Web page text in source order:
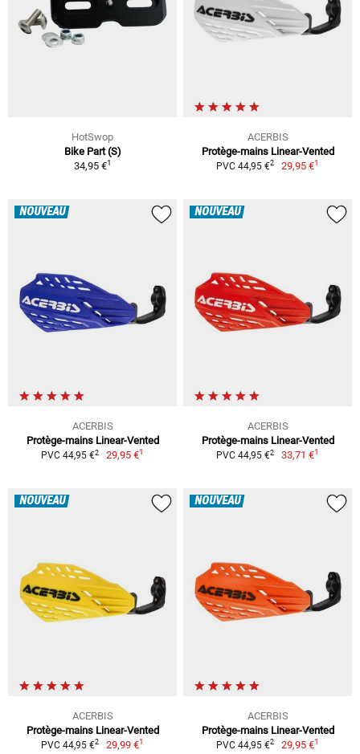
HotSwop
Bike Part (S)
34,95 €1
ACERBIS
Protège-mains Linear-Vented
PVC 44,95 €2 29,95 €1
NOUVEAU
ACERBIS
Protège-mains Linear-Vented
PVC 44,95 €2 29,95 €1
NOUVEAU
ACERBIS
Protège-mains Linear-Vented
PVC 44,95 €2 33,71 €1
NOUVEAU
ACERBIS
Protège-mains Linear-Vented
PVC 44,95 €2 29,99 €1
NOUVEAU
ACERBIS
Protège-mains Linear-Vented
PVC 44,95 €2 29,95 €1